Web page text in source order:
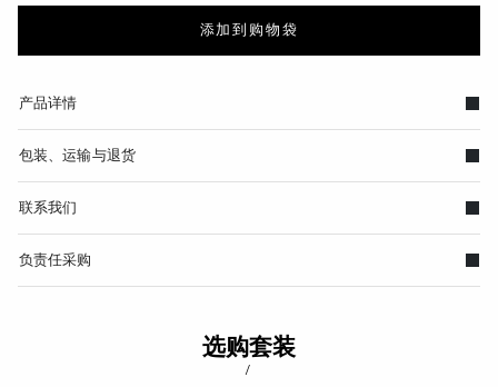
添加到购物袋
产品详情
包装、运输与退货
联系我们
负责任采购
选购套装
/